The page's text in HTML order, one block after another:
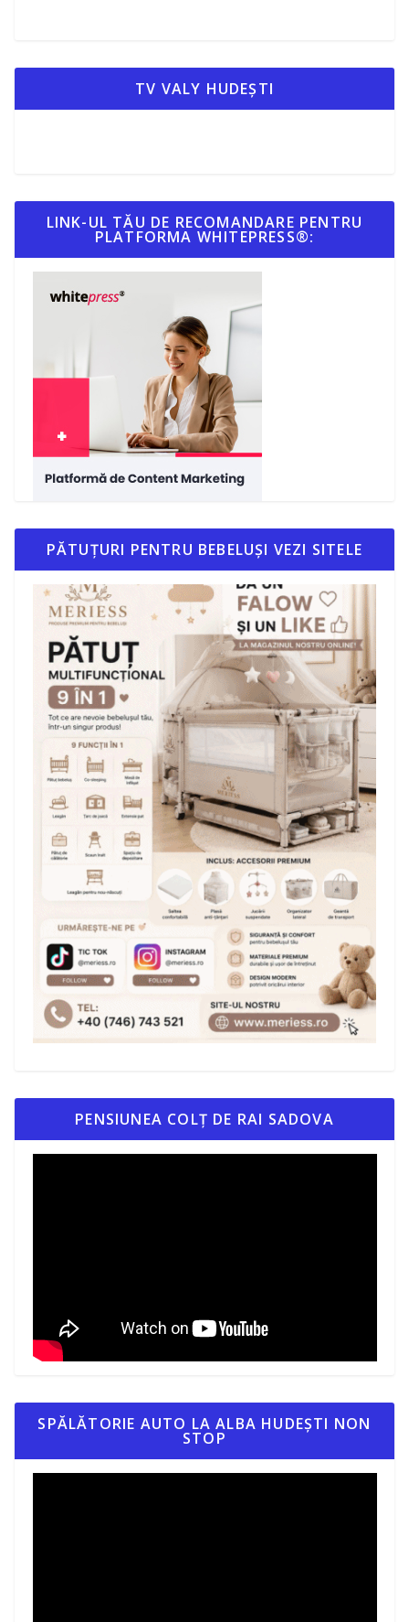
TV VALY HUDEȘTI
LINK-UL TĂU DE RECOMANDARE PENTRU
PLATFORMA WHITEPRESS®:
PĂTUȚURI PENTRU BEBELUȘI VEZI SITELE
PENSIUNEA COLȚ DE RAI SADOVA
SPĂLĂTORIE AUTO LA ALBA HUDEȘTI NON
STOP